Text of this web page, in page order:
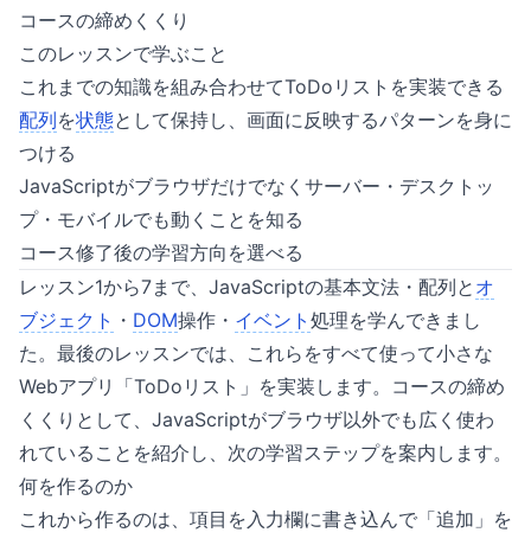
コースの締めくくり
このレッスンで学ぶこと
これまでの知識を組み合わせてToDoリストを実装できる
配列を状態として保持し、画面に反映するパターンを身に
つける
JavaScriptがブラウザだけでなくサーバー・デスクトッ
プ・モバイルでも動くことを知る
コース修了後の学習方向を選べる
レッスン1から7まで、JavaScriptの基本文法・配列と オ
ブジェクト ・ DOM操作・ イベント 処理を学んできまし
た。最後のレッスンでは、これらをすべて使って小さな
Webアプリ「ToDoリスト」を実装します。コースの締め
くくりとして、JavaScriptがブラウザ以外でも広く使わ
れていることを紹介し、次の学習ステップを案内します。
何を作るのか
これから作るのは、項目を入力欄に書き込んで「追加」を